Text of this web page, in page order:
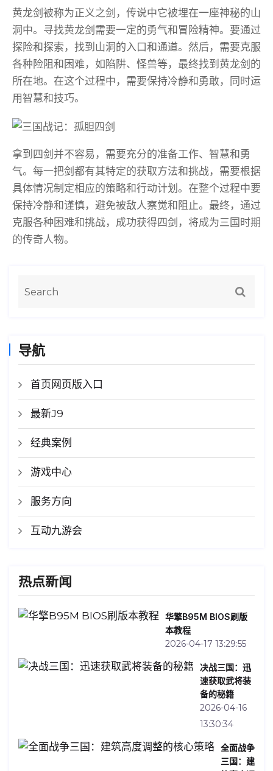
黄龙剑被称为正义之剑，传说中它被埋在一座神秘的山
洞中。寻找黄龙剑需要一定的勇气和冒险精神。要通过
探险和探索，找到山洞的入口和通道。然后，需要克服
各种险阻和困难，如陷阱、怪兽等，最终找到黄龙剑的
所在地。在这个过程中，需要保持冷静和勇敢，同时运
用智慧和技巧。
拿到四剑并不容易，需要充分的准备工作、智慧和勇
气。每一把剑都有其特定的获取方法和挑战，需要根据
具体情况制定相应的策略和行动计划。在整个过程中要
保持冷静和谨慎，避免被敌人察觉和阻止。最终，通过
克服各种困难和挑战，成功获得四剑，将成为三国时期
的传奇人物。
导航
首页网页版入口
最新J9
经典案例
游戏中心
服务方向
互动九游会
热点新闻
华擎B95M BIOS刷版
本教程
2026-04-17 13:29:55
决战三国：迅
速获取武将装
备的秘籍
2026-04-16
13:30:34
全面战争
三国：建